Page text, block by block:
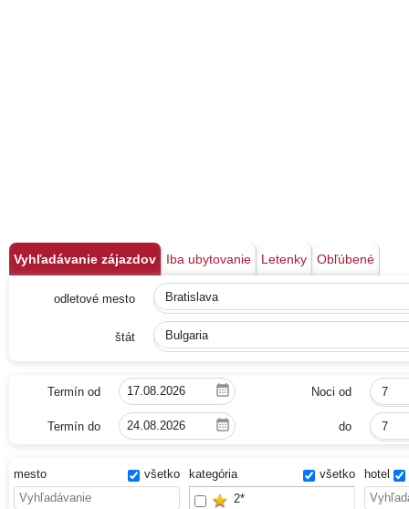
Vyhľadávanie zájazdov Iba ubytovanie Letenky Obľúbené
odletové mesto Bratislava
štát Bulgaria
Termín od Noci od 7
Termín do do 7
mesto všetko kategória
všetko
2*
hotel